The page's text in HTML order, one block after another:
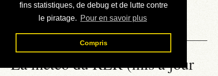
fins statistiques, de debug et de lutte contre
le piratage. Pour en savoir plus
Compris
Téléchargement
Contact
La météo du RER (mis à jour